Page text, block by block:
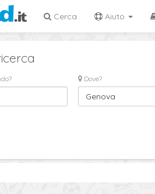
Cerca Aiuto
Dove?
Genova